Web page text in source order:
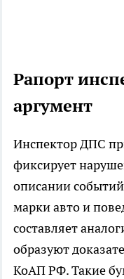
Рапорт
аргумент
Инспектор ДПС
фиксирует
описании
марки авто и
составляет
образуют
КоАП РФ. Такие